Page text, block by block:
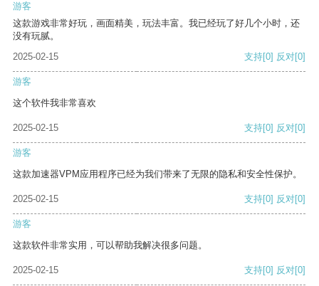
游客
这款游戏非常好玩，画面精美，玩法丰富。我已经玩了好几个小时，还
没有玩腻。
2025-02-15
支持[0] 反对[0]
游客
这个软件我非常喜欢
2025-02-15 支持[0] 反对[0]
游客
这款加速器VPM应用程序已经为我们带来了无限的隐私和安全性保护。
2025-02-15 支持[0] 反对[0]
游客
这款软件非常实用，可以帮助我解决很多问题。
2025-02-15 支持[0] 反对[0]